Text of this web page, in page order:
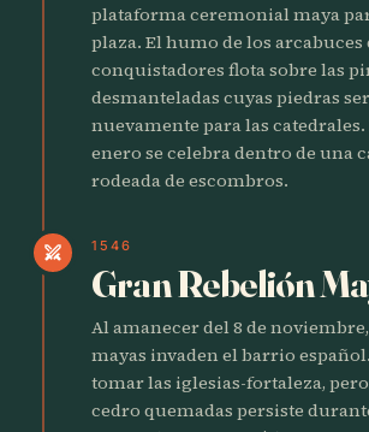
plataforma ceremonial maya
plaza. El humo de los arcabuces
conquistadores flota sobre las
desmanteladas cuyas piedras
nuevamente para las catedrales.
enero se celebra dentro de una
rodeada de escombros.
swords 1546
Gran Rebelión
Al amanecer del 8 de
mayas invaden el barrio
tomar las iglesias-fortaleza,
cedro quemadas persiste